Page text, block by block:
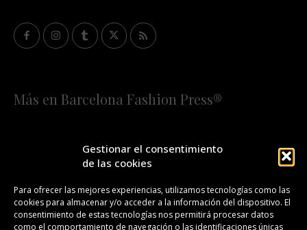
Gestionar el consentimiento
de las cookies
Para ofrecer las mejores experiencias, utilizamos tecnologías como las
cookies para almacenar y/o acceder a la información del dispositivo. El
consentimiento de estas tecnologías nos permitirá procesar datos
como el comportamiento de navegación o las identificaciones únicas
Más en Barcelona Fashion Press®
¡SUSCRÍBETE A NUESTRA FASHION NEWS!
CONTACTO REDACCIÓN PUBLICIDAD